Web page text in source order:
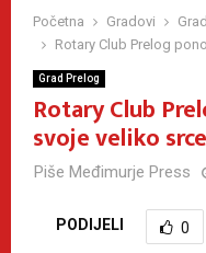
Početna Gradovi
Rotary Club Prelog
Grad Prelog
Rotary Club
svoje veliko srce
Piše Međimurje Press
PODIJELI 0